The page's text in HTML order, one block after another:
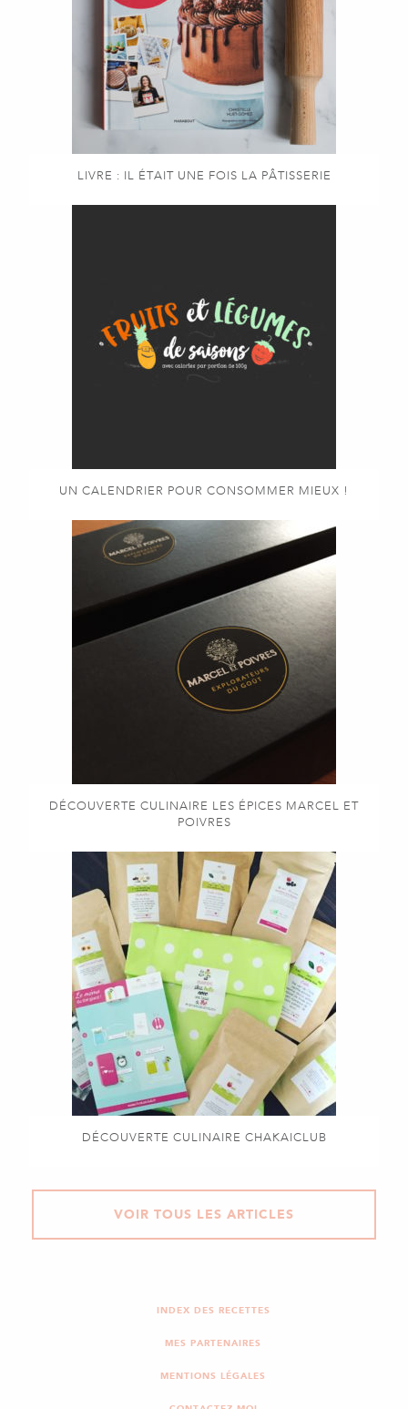
LIVRE : IL ÉTAIT UNE FOIS LA PÂTISSERIE
UN CALENDRIER POUR CONSOMMER MIEUX !
DÉCOUVERTE CULINAIRE LES ÉPICES MARCEL ET
POIVRES
DÉCOUVERTE CULINAIRE CHAKAICLUB
VOIR TOUS LES ARTICLES
INDEX DES RECETTES
MES PARTENAIRES
MENTIONS LÉGALES